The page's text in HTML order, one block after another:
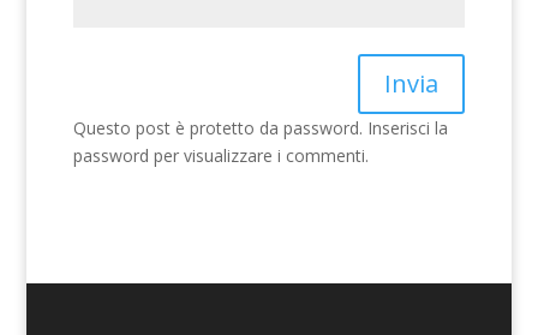
Invia
Questo post è protetto da password. Inserisci la
password per visualizzare i commenti.